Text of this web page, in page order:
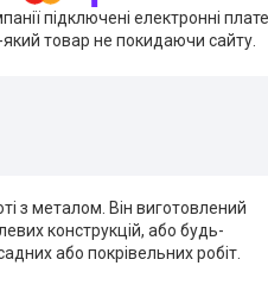
підключені електронні
товар не покидаючи сайту.
з металом. Він виготовлений
конструкцій, або будь-
або покрівельних робіт.